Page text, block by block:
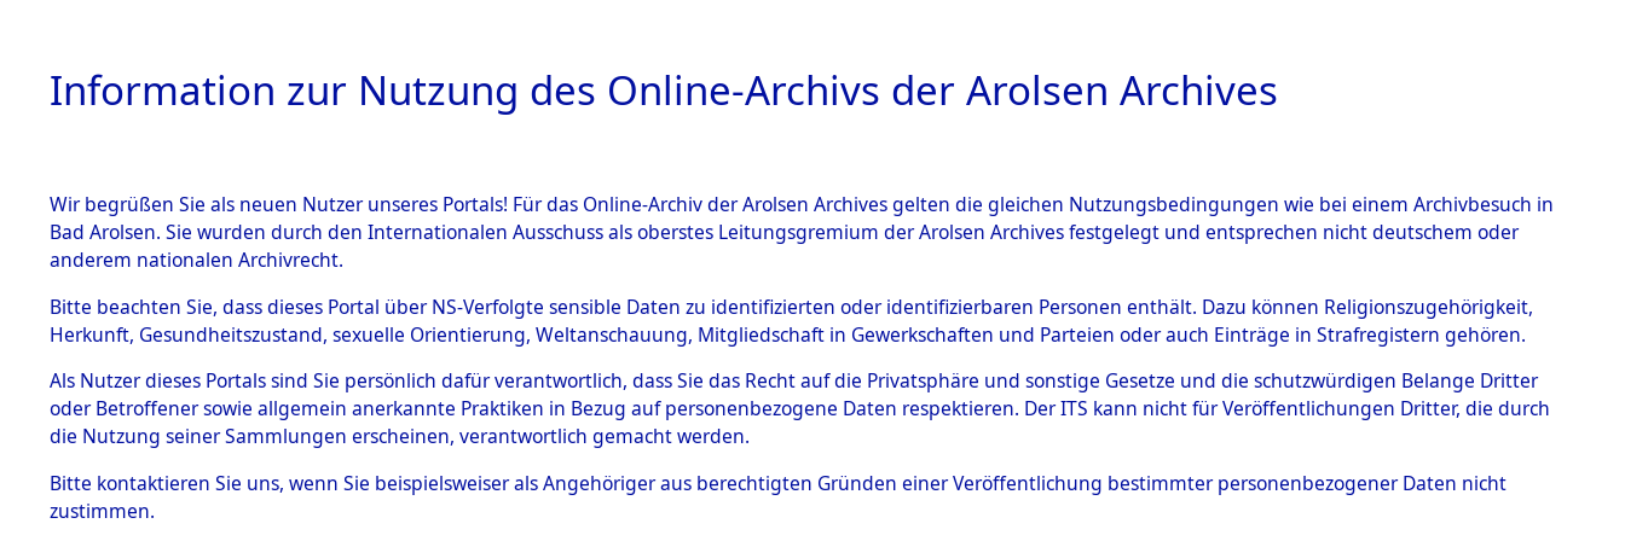
HOME BESTANDSBESCHREIBUNG ARCHIVALE ÜBERSICHT BILD
BESTÄNDE
Inhaftierungsdoku
mente
5. Verschiedenes
Todesmärsche
5.3.1 Alliierte
Ermittlungen zu den Orten Wallersdorf – Linz an der Donau.→
0001 (84606251)→0097 (84606349)
0097 (84606349)
Information zur Nutzung des Online-Archivs der Arolsen Archives
Wir begrüßen Sie als neuen Nutzer unseres Portals! Für das Online-Archiv der Arolsen Archives gelten die gleichen Nutzungsbedingungen wie bei einem Archivbesuch in
Bad Arolsen. Sie wurden durch den Internationalen Ausschuss als oberstes Leitungsgremium der Arolsen Archives festgelegt und entsprechen nicht deutschem oder
anderem nationalen Archivrecht.
Bitte beachten Sie, dass dieses Portal über NS-Verfolgte sensible Daten zu identifizierten oder identifizierbaren Personen enthält. Dazu können Religionszugehörigkeit,
Herkunft, Gesundheitszustand, sexuelle Orientierung, Weltanschauung, Mitgliedschaft in Gewerkschaften und Parteien oder auch Einträge in Strafregistern gehören.
Als Nutzer dieses Portals sind Sie persönlich dafür verantwortlich, dass Sie das Recht auf die Privatsphäre und sonstige Gesetze und die schutzwürdigen Belange Dritter
oder Betroffener sowie allgemein anerkannte Praktiken in Bezug auf personenbezogene Daten respektieren. Der ITS kann nicht für Veröffentlichungen Dritter, die durch
die Nutzung seiner Sammlungen erscheinen, verantwortlich gemacht werden.
Bitte kontaktieren Sie uns, wenn Sie beispielsweiser als Angehöriger aus berechtigten Gründen einer Veröffentlichung bestimmter personenbezogener Daten nicht
zustimmen.